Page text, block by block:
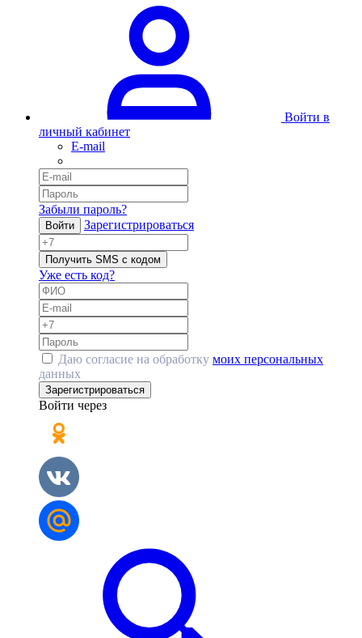
Войти в
личный кабинет
E-mail
Забыли пароль?
Войти Зарегистрироваться
Получить SMS с кодом
Уже есть код?
Даю согласие на обработку моих персональных
данных
Зарегистрироваться
Войти через